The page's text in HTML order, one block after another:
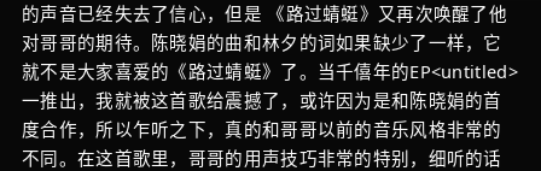
的声音已经失去了信心，但是 《路过蜻蜓》又再次唤醒了他
对哥哥的期待。陈晓娟的曲和林夕的词如果缺少了一样，它
就不是大家喜爱的《路过蜻蜓》了。当千僖年的EP<untitled>
一推出，我就被这首歌给震撼了，或许因为是和陈晓娟的首
度合作，所以乍听之下，真的和哥哥以前的音乐风格非常的
不同。在这首歌里，哥哥的用声技巧非常的特别，细听的话